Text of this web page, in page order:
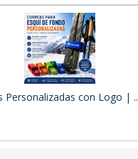
Personalizadas con Logo | ..